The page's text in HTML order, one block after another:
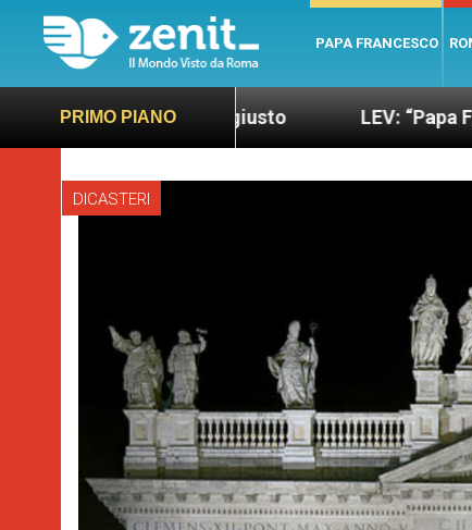
PAPA FRANCESCO
PRIMO PIANO
sano e giusto LEV: “Papa Francesco. Un
DICASTERI